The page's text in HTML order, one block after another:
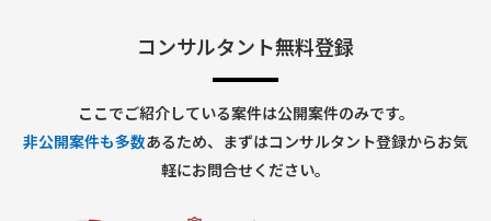
※初回契約は1～3か月、以降は双方合意のもと、延長を想定
■出社の仕方について：
基本リモート
コンサルタント無料登録
ここでご紹介している案件は公開案件のみです。
非公開案件も多数あるため、まずはコンサルタント登録からお気
軽にお問合せください。